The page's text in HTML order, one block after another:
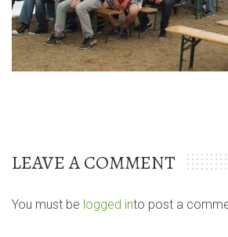
LEAVE A COMMENT
You must be logged into post a